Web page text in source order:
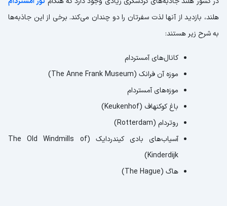
هلند، بازدید از آنها لذت سفرتان را دو چندان می‌کند. برخی از این جاذبه‌ها
به شرح زیر هستند:
کانال‌های آمستردام
موزه آن فرانک (The Anne Frank Museum)
موزه‌های آمستردام
باغ کوکنهاف (Keukenhof)
روتردام (Rotterdam)
آسیاب‌های بادی کیندردایک (The Old Windmills of
Kinderdijk)
هاگ (The Hague)